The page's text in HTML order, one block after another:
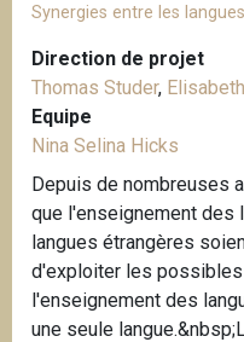
Synergies entre les
Direction de projet
Thomas Studer,
Equipe
Nina Selina Hicks
Depuis de nombreuses
que l'enseignement des
langues étrangères
d'exploiter les
l'enseignement des
une seule